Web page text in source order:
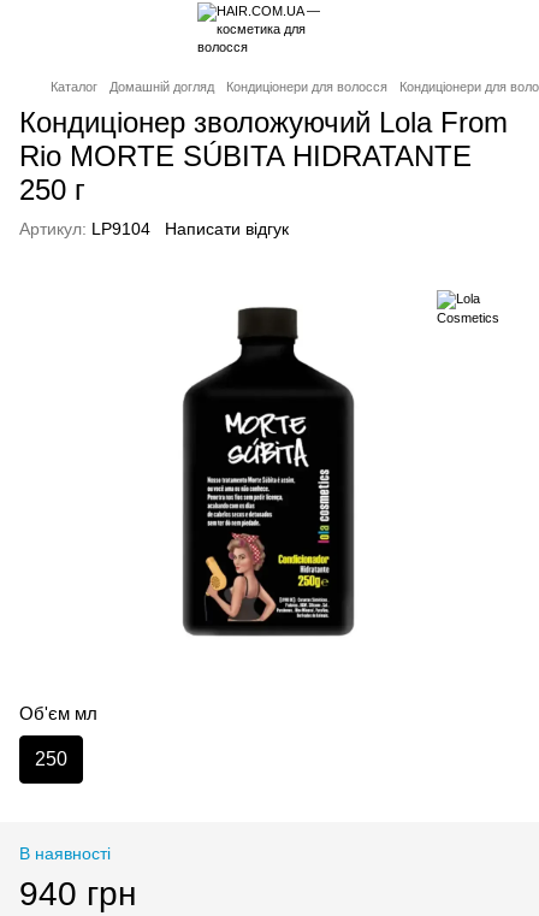
Каталог Домашній догляд Кондиціонери для волосся Кондиціонери для
Кондиціонер зволожуючий Lola From
Rio MORTE SÚBITA HIDRATANTE
250 г
Артикул: LP9104 Написати відгук
Об'єм мл
250
В наявності
940 грн